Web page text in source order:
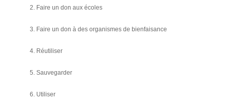
2. Faire un don aux écoles
3. Faire un don à des organismes de bienfaisance
4. Réutiliser
5. Sauvegarder
6. Utiliser